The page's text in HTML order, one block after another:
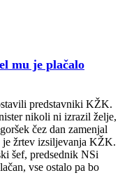
mu je plačalo
predstavniki KŽK.
nikoli ni izrazil želje,
čez dan zamenjal
je žrtev izsiljevanja KŽK.
šef, predsednik NSi
vse ostalo pa bo